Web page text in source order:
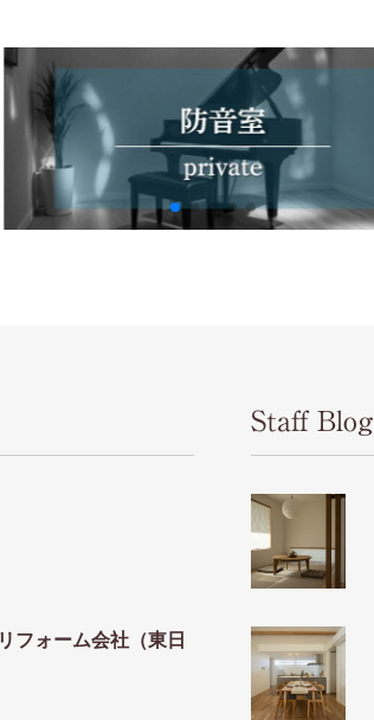
フォーム会社（東日
Staff Blog